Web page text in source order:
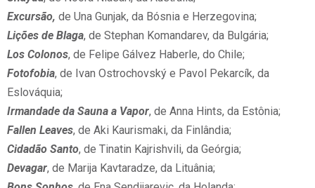
Excursão, de Una Gunjak, da Bósnia e Herzegovina;
Lições de Blaga, de Stephan Komandarev, da Bulgária;
Los Colonos, de Felipe Gálvez Haberle, do Chile;
Fotofobia, de Ivan Ostrochovský e Pavol Pekarcík, da
Eslováquia;
Irmandade da Sauna a Vapor, de Anna Hints, da Estônia;
Fallen Leaves, de Aki Kaurismaki, da Finlândia;
Cidadão Santo, de Tinatin Kajrishvili, da Geórgia;
Devagar, de Marija Kavtaradze, da Lituânia;